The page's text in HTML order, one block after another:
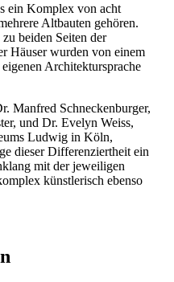
ein Komplex von acht
Altbauten gehören.
beiden Seiten der
Häuser wurden von einem
Architektursprache
Manfred Schneckenburger,
und Dr. Evelyn Weiss,
Ludwig in Köln,
dieser Differenziertheit ein
mit der jeweiligen
künstlerisch ebenso